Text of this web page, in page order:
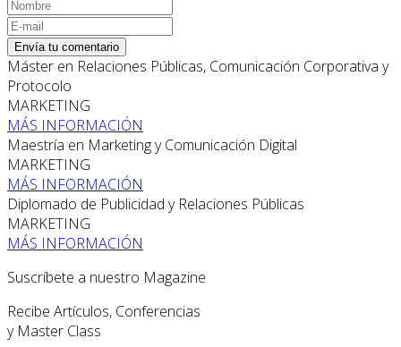
Envía tu comentario
Máster en Relaciones Públicas, Comunicación Corporativa y
Protocolo
MARKETING
MÁS INFORMACIÓN
Maestría en Marketing y Comunicación Digital
MARKETING
MÁS INFORMACIÓN
Diplomado de Publicidad y Relaciones Públicas
MARKETING
MÁS INFORMACIÓN
Suscríbete a nuestro Magazine
Recibe Artículos, Conferencias
y Master Class